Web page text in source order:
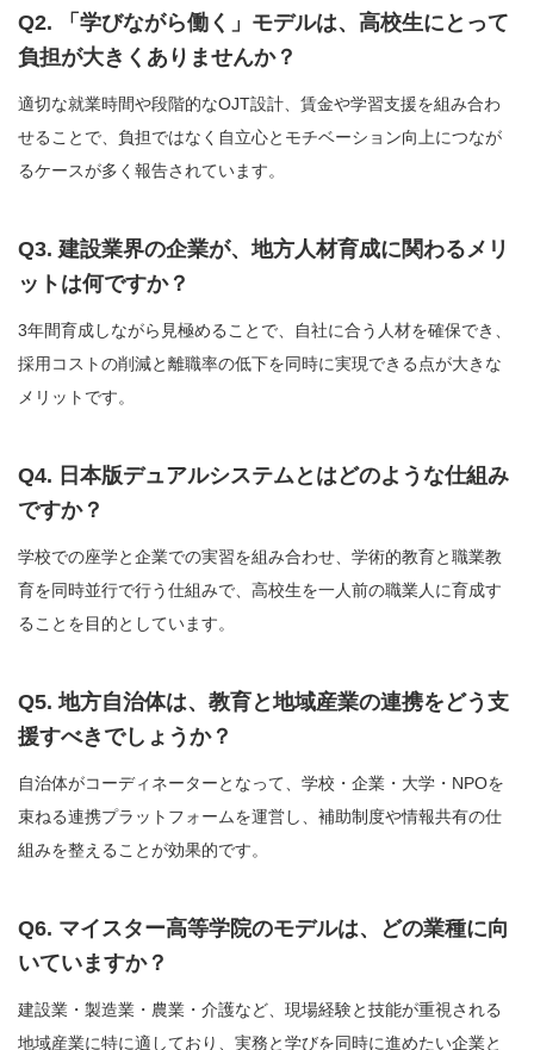
Q2. 「学びながら働く」モデルは、高校生にとって
負担が大きくありませんか？
適切な就業時間や段階的なOJT設計、賃金や学習支援を組み合わ
せることで、負担ではなく自立心とモチベーション向上につなが
るケースが多く報告されています。
Q3. 建設業界の企業が、地方人材育成に関わるメリ
ットは何ですか？
3年間育成しながら見極めることで、自社に合う人材を確保でき、
採用コストの削減と離職率の低下を同時に実現できる点が大きな
メリットです。
Q4. 日本版デュアルシステムとはどのような仕組み
ですか？
学校での座学と企業での実習を組み合わせ、学術的教育と職業教
育を同時並行で行う仕組みで、高校生を一人前の職業人に育成す
ることを目的としています。
Q5. 地方自治体は、教育と地域産業の連携をどう支
援すべきでしょうか？
自治体がコーディネーターとなって、学校・企業・大学・NPOを
束ねる連携プラットフォームを運営し、補助制度や情報共有の仕
組みを整えることが効果的です。
Q6. マイスター高等学院のモデルは、どの業種に向
いていますか？
建設業・製造業・農業・介護など、現場経験と技能が重視される
地域産業に特に適しており、実務と学びを同時に進めたい企業と